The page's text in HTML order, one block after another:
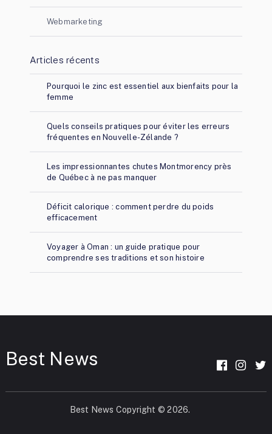
Webmarketing
Articles récents
Pourquoi le zinc est essentiel aux bienfaits pour la
femme
Quels conseils pratiques pour éviter les erreurs
fréquentes en Nouvelle-Zélande ?
Les impressionnantes chutes Montmorency près
de Québec à ne pas manquer
Déficit calorique : comment perdre du poids
efficacement
Voyager à Oman : un guide pratique pour
comprendre ses traditions et son histoire
Best News
Best News Copyright © 2026.